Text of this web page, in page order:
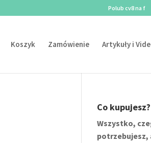
Polub cv8 na f
Koszyk Zamówienie Artykuły i
Co kupujesz?
Wszystko,
potrzebujesz,